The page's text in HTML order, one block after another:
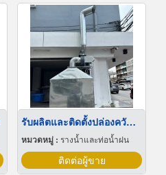
รับผลิตและติดตั้งปล่องควันสแตนเลส
หมวดหมู่ : รางน้ำและท่อน้ำฝน
ติดต่อผู้ขาย